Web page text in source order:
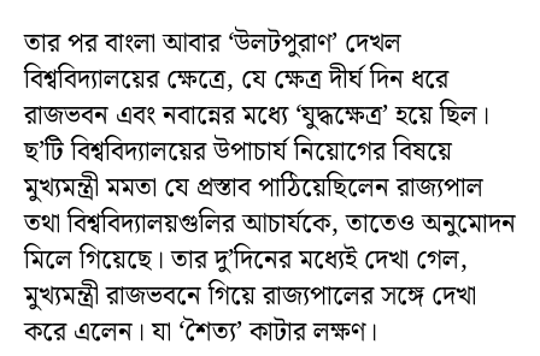
তার পর বাংলা আবার ‘উলটপুরাণ’ দেখল
বিশ্ববিদ্যালয়ের ক্ষেত্রে, যে ক্ষেত্র দীর্ঘ দিন ধরে
রাজভবন এবং নবান্নের মধ্যে ‘যুদ্ধক্ষেত্র’ হয়ে ছিল।
ছ’টি বিশ্ববিদ্যালয়ের উপাচার্য নিয়োগের বিষয়ে
মুখ্যমন্ত্রী মমতা যে প্রস্তাব পাঠিয়েছিলেন রাজ্যপাল
তথা বিশ্ববিদ্যালয়গুলির আচার্যকে, তাতেও অনুমোদন
মিলে গিয়েছে। তার দু’দিনের মধ্যেই দেখা গেল,
মুখ্যমন্ত্রী রাজভবনে গিয়ে রাজ্যপালের সঙ্গে দেখা
করে এলেন। যা ‘শৈত্য’ কাটার লক্ষণ।